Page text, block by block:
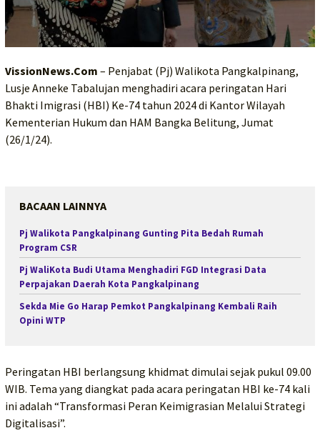
VissionNews.Com – Penjabat (Pj) Walikota Pangkalpinang,
Lusje Anneke Tabalujan menghadiri acara peringatan Hari
Bhakti Imigrasi (HBI) Ke-74 tahun 2024 di Kantor Wilayah
Kementerian Hukum dan HAM Bangka Belitung, Jumat
(26/1/24).
BACAAN LAINNYA
Pj Walikota Pangkalpinang Gunting Pita Bedah Rumah
Program CSR
Pj WaliKota Budi Utama Menghadiri FGD Integrasi Data
Perpajakan Daerah Kota Pangkalpinang
Sekda Mie Go Harap Pemkot Pangkalpinang Kembali Raih
Opini WTP
Peringatan HBI berlangsung khidmat dimulai sejak pukul 09.00
WIB. Tema yang diangkat pada acara peringatan HBI ke-74 kali
ini adalah “Transformasi Peran Keimigrasian Melalui Strategi
Digitalisasi”.